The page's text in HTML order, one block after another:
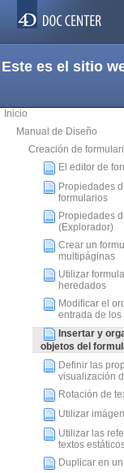
Este es el sitio
Inicio
Manual de Diseño
Creación de
El editor de
Propiedades
formularios
Propiedades
(Explorador)
Crear un
multipáginas
Utilizar
heredados
Modificar el
entrada de los
Insertar y
objetos del
Definir las
visualización
Rotación de
Utilizar
Utilizar las
textos
Duplicar en